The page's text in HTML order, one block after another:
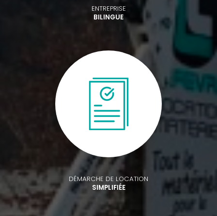
ENTREPRISE
BILINGUE
DÉMARCHE DE LOCATION
SIMPLIFIÉE